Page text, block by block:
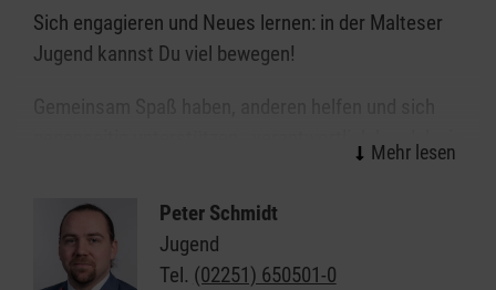
Sich engagieren und Neues lernen: in der Malteser
Jugend kannst Du viel bewegen!
gegenseitig unterstützen - verantwortlich handeln, in
und mit der Gruppe wachsen - Freizeit sinnvoll
gestalten und mit Freude, Spiel, Kreativität und
Fantasie ausfüllen: Das ist die Malteser Jugend –
vielfältig, bunt und aktiv.
Peter Schmidt
Jugend
Tel. (02251) 650501-0